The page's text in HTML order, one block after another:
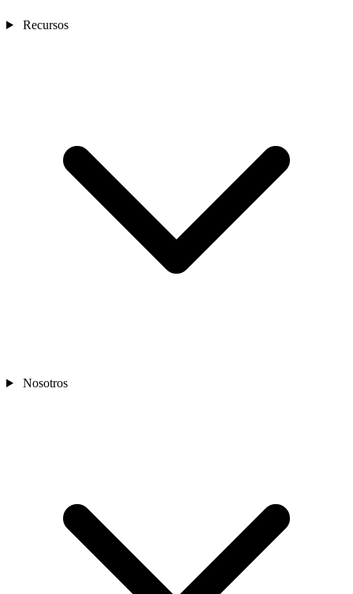
Recursos
Nosotros